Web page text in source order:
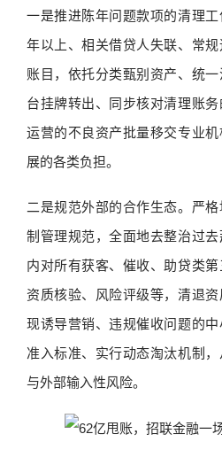
一是推进陈年问题款项的清理
年以上、相关借贷人失联、常
账目，依托分类甄别资产、统
台挂牌转出、同步核对清理账
运营的不良资产批量移交专业
展的各类负担。
二是规范外部的合作生态。严
制管理规范，全面地去整治过
内对所有获客、催收、助贷类第
资质核验、风险评级等，清退
现诱导营销、违规催收问题的
准入标准、实行动态淘汰机制
与外部输入性风险。